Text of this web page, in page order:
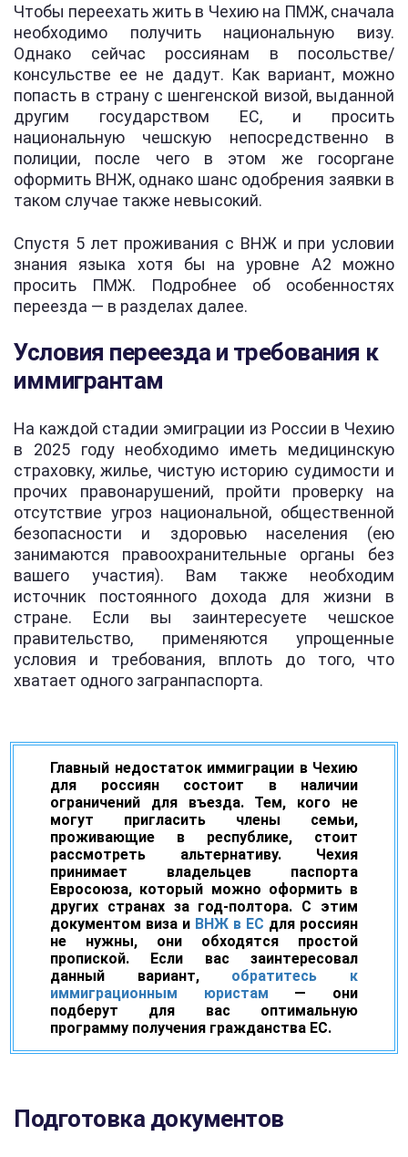
Чтобы переехать жить в Чехию на ПМЖ, сначала
необходимо получить национальную визу.
Однако сейчас россиянам в посольстве/
консульстве ее не дадут. Как вариант, можно
попасть в страну с шенгенской визой, выданной
другим государством ЕС, и просить
национальную чешскую непосредственно в
полиции, после чего в этом же госоргане
оформить ВНЖ, однако шанс одобрения заявки в
таком случае также невысокий.
Спустя 5 лет проживания с ВНЖ и при условии
знания языка хотя бы на уровне А2 можно
просить ПМЖ. Подробнее об особенностях
переезда — в разделах далее.
Условия переезда и требования к
иммигрантам
На каждой стадии эмиграции из России в Чехию
в 2025 году необходимо иметь медицинскую
страховку, жилье, чистую историю судимости и
прочих правонарушений, пройти проверку на
отсутствие угроз национальной, общественной
безопасности и здоровью населения (ею
занимаются правоохранительные органы без
вашего участия). Вам также необходим
источник постоянного дохода для жизни в
стране. Если вы заинтересуете чешское
правительство, применяются упрощенные
условия и требования, вплоть до того, что
хватает одного загранпаспорта.
Главный недостаток иммиграции в Чехию
для россиян состоит в наличии
ограничений для въезда. Тем, кого не
могут пригласить члены семьи,
проживающие в республике, стоит
рассмотреть альтернативу. Чехия
принимает владельцев паспорта
Евросоюза, который можно оформить в
других странах за год-полтора. С этим
документом виза и ВНЖ в ЕС для россиян
не нужны, они обходятся простой
пропиской. Если вас заинтересовал
данный вариант, обратитесь к
иммиграционным юристам — они
подберут для вас оптимальную
программу получения гражданства ЕС.
Подготовка документов